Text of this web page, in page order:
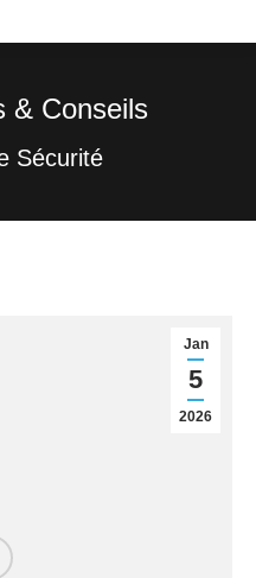
& Conseils
Sécurité
Jan
5
2026